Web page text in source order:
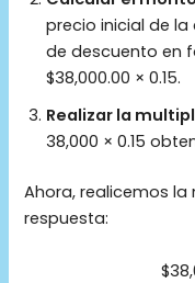
precio inicial de
de descuento en
$38,000.00 × 0.15.
Realizar la
38,000 × 0.15
Ahora, realicemos
respuesta: